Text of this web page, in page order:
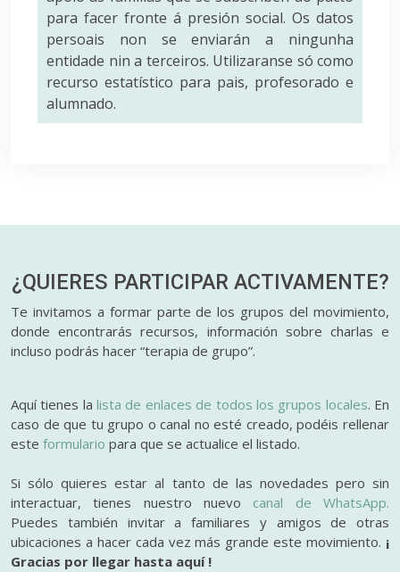
para facer fronte á presión social. Os datos
persoais non se enviarán a ningunha
entidade nin a terceiros. Utilizaranse só como
recurso estatístico para pais, profesorado e
alumnado.
¿QUIERES PARTICIPAR ACTIVAMENTE?
Te invitamos a formar parte de los grupos del movimiento,
donde encontrarás recursos, información sobre charlas e
incluso podrás hacer “terapia de grupo”.
Aquí tienes lalista de enlaces de todos los grupos locales. En
caso de que tu grupo o canal no esté creado, podéis rellenar
este formulario para que se actualice el listado.
Si sólo quieres estar al tanto de las novedades pero sin
interactuar, tienes nuestro nuevo canal de WhatsApp.
Puedes también invitar a familiares y amigos de otras
ubicaciones a hacer cada vez más grande este movimiento. ¡
Gracias por llegar hasta aquí !